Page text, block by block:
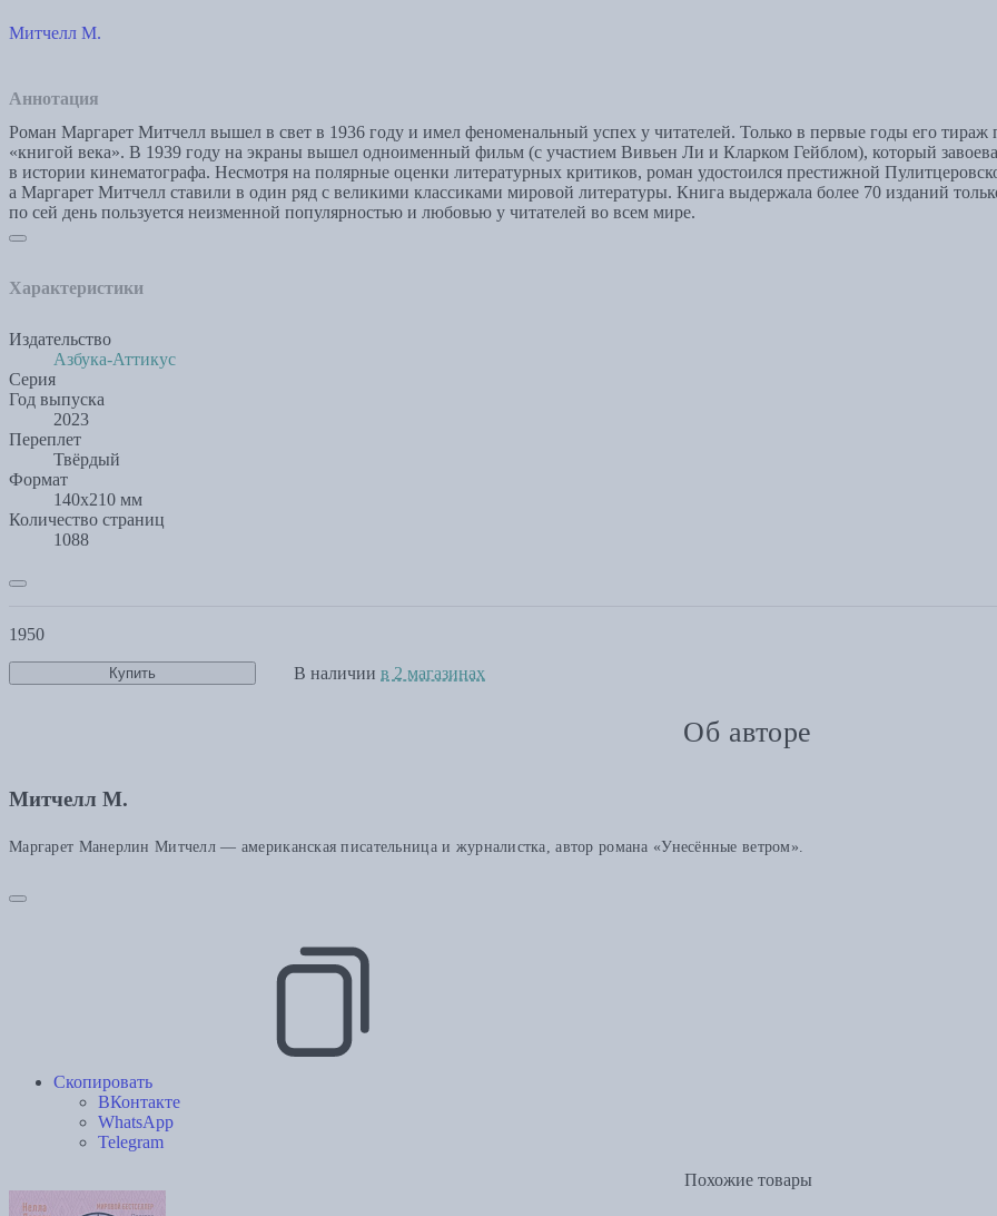
Митчелл М.
Аннотация
Роман Маргарет Митчелл вышел в свет в 1936 году и имел феноменальный успех у читателей. Только в первые годы его
«книгой века». В 1939 году на экраны вышел одноименный фильм (с участием Вивьен Ли и Кларком Гейблом), который
в истории кинематографа. Несмотря на полярные оценки литературных критиков, роман удостоился престижной
а Маргарет Митчелл ставили в один ряд с великими классиками мировой литературы. Книга выдержала более 70 изданий
по сей день пользуется неизменной популярностью и любовью у читателей во всем мире.
Характеристики
Издательство
Азбука-Аттикус
Серия
Год выпуска
2023
Переплет
Твёрдый
Формат
140х210 мм
Количество страниц
1088
1950
Купить В наличии в 2 магазинах
Об авторе
Митчелл М.
Маргарет Манерлин Митчелл — американская писательница и журналистка, автор романа «Унесённые ветром».
Скопировать
ВКонтакте
WhatsApp
Telegram
Похожие товары